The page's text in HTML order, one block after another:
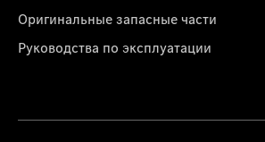
Оригинальные запасные части
Руководства по эксплуатации